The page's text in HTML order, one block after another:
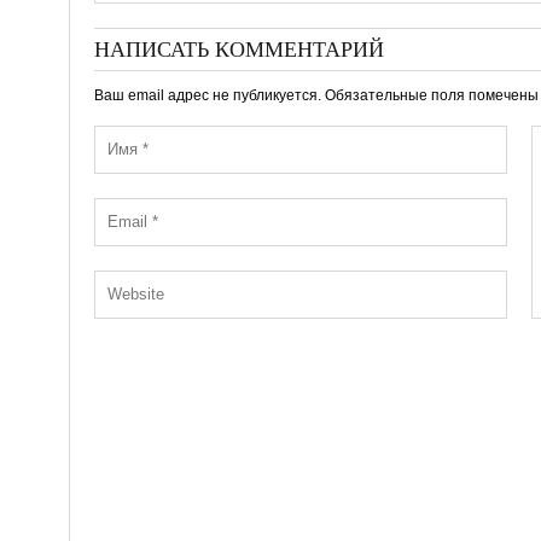
НАПИСАТЬ КОММЕНТАРИЙ
Ваш email адрес не публикуется. Обязательные поля помечены